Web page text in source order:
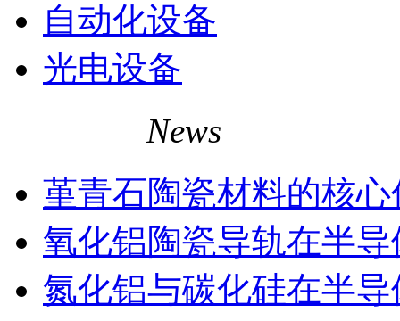
自动化设备
光电设备
News
堇青石陶瓷材料的核心
氧化铝陶瓷导轨在半
氮化铝与碳化硅在半